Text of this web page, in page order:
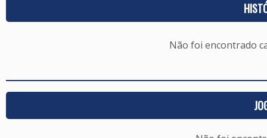
Não foi encontrado